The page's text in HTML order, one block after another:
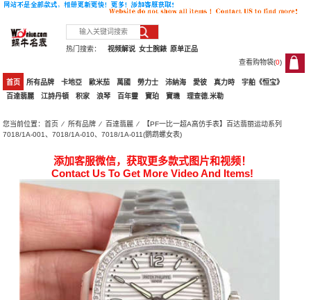
热门搜索： 原单正品
女士腕錶
视频解说
查看购物袋(0)
0
首页 所有品牌 卡地亞 歐米茄 萬國 勞力士 沛納海 愛彼 真力時
宇舶《恒宝》
百達翡麗
江詩丹頓 积家 浪琴 百年靈 寶珀 寶璣 理查德.米勒
您当前位置：首页 ⁄所有品牌 ⁄ 百達翡麗 ⁄ 【PF一比一超A高仿手表】百达翡丽运动系列
7018/1A-001、7018/1A-010、7018/1A-011(鹦鹉螺女表)
添加客服微信，获取更多款式图片和视频！
Contact Us To Get More Video And Items!